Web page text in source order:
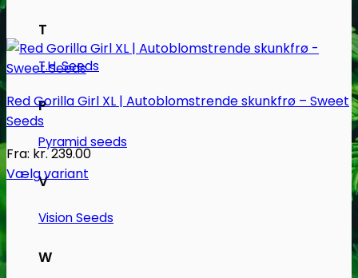
T
T.H. Seeds
P
Pyramid seeds
V
Vision Seeds
W
Red Gorilla Girl XL | Autoblomstrende skunkfrø – Sweet
Seeds
Fra: kr.239.00
Vælg variant
vare
har
flere